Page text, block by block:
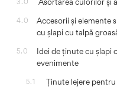
3.0
4.0
Accesorii și elemente
cu șlapi cu talpă
5.0
Idei de ținute cu șlapi
evenimente
5.1 Ținute lejere pentru